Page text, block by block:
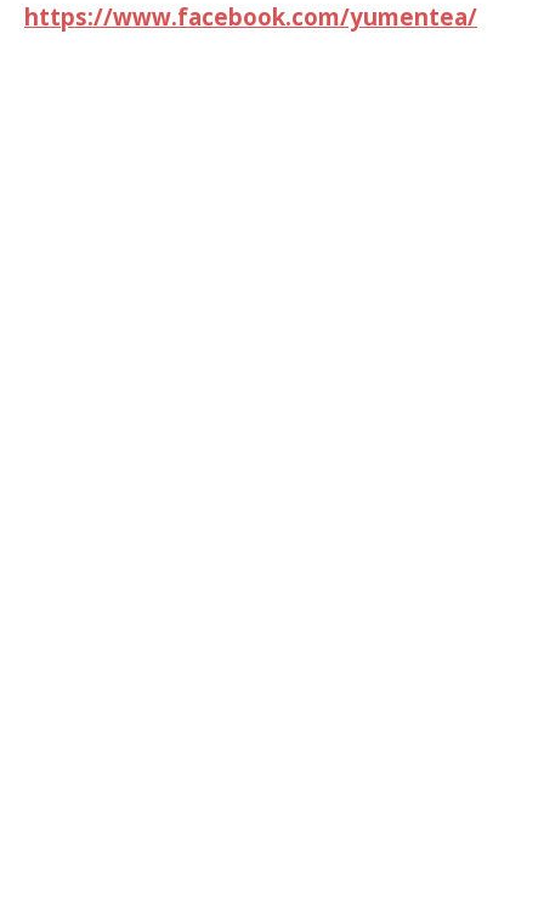
https://www.facebook.com/yumentea/